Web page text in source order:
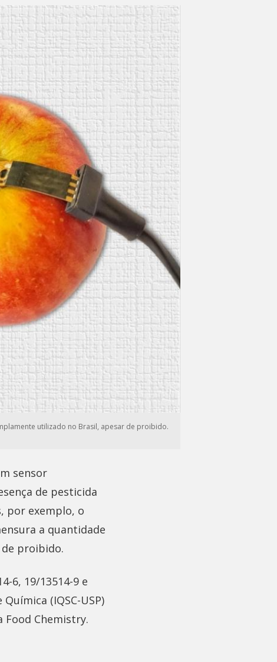
utilizado no Brasil, apesar de proibido.
sensor
de pesticida
por exemplo, o
a quantidade
proibido.
6, 19/13514-9 e
(IQSC-USP)
Food Chemistry.